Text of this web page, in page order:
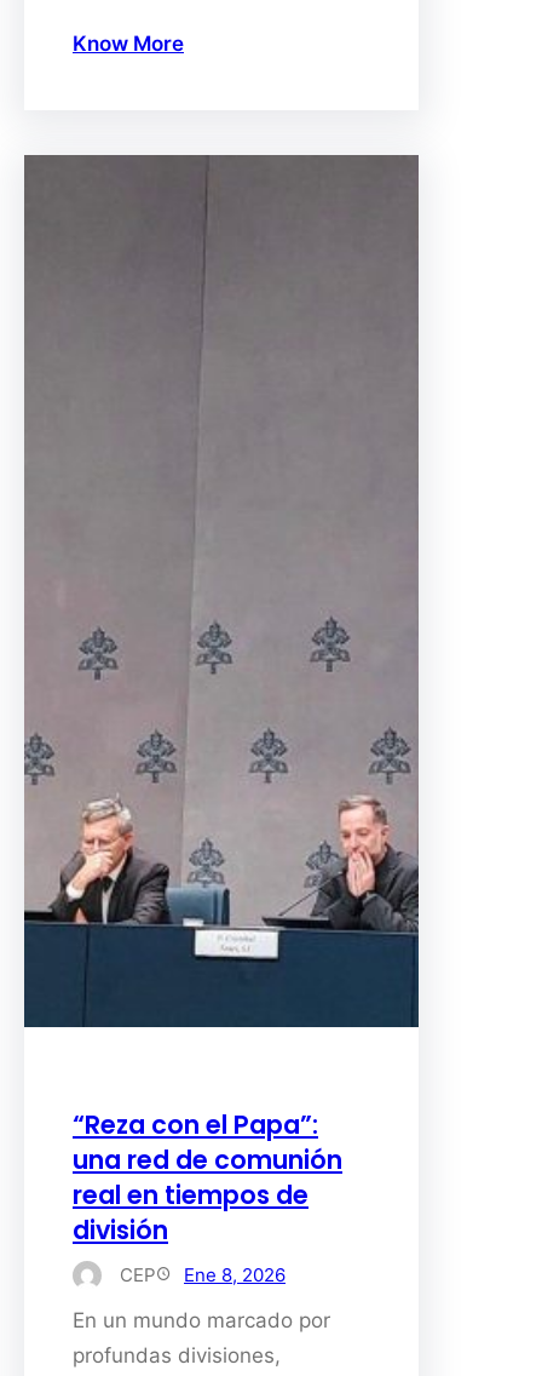
Know More
“Reza con el Papa”:
una red de comunión
real en tiempos de
división
CEP Ene 8, 2026
En un mundo marcado por
profundas divisiones,